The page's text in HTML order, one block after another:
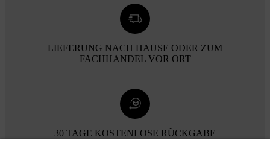
LIEFERUNG NACH HAUSE ODER ZUM
FACHHANDEL VOR ORT
30 TAGE KOSTENLOSE RÜCKGABE